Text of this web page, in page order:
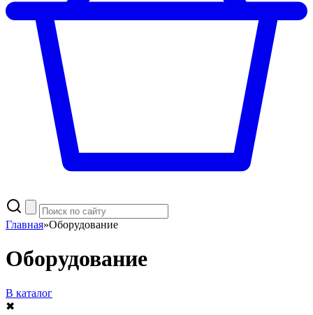
Главная»Оборудование
Оборудование
В каталог
✖